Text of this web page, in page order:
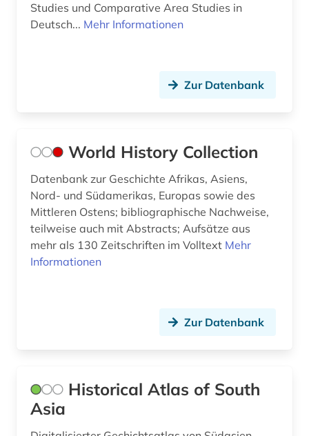
Studies und Comparative Area Studies in
Deutsch... Mehr Informationen
Zur Datenbank
World History Collection
Datenbank zur Geschichte Afrikas, Asiens,
Nord- und Südamerikas, Europas sowie des
Mittleren Ostens; bibliographische Nachweise,
teilweise auch mit Abstracts; Aufsätze aus
mehr als 130 Zeitschriften im Volltext Mehr
Informationen
Zur Datenbank
Historical Atlas of South
Asia